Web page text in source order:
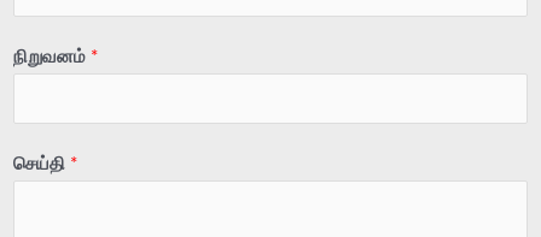
நிறுவனம் *
செய்தி *